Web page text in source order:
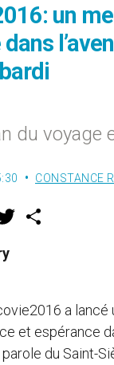
un
du voyage
CONSTANCE
w
a lancé
et espérance
du Saint-